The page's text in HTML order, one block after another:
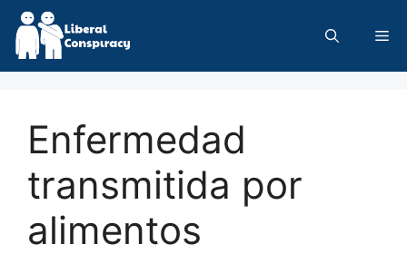
Skip
content
Enfermedad
transmitida por
alimentos